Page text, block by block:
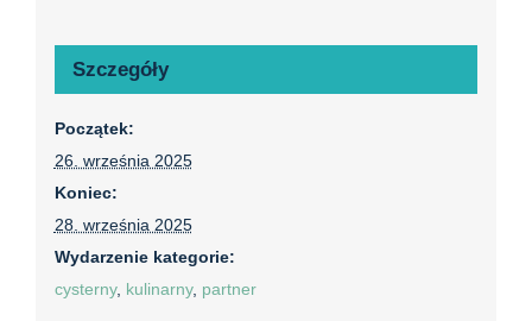
Szczegóły
Początek:
26. września 2025
Koniec:
28. września 2025
Wydarzenie kategorie:
cysterny, kulinarny, partner